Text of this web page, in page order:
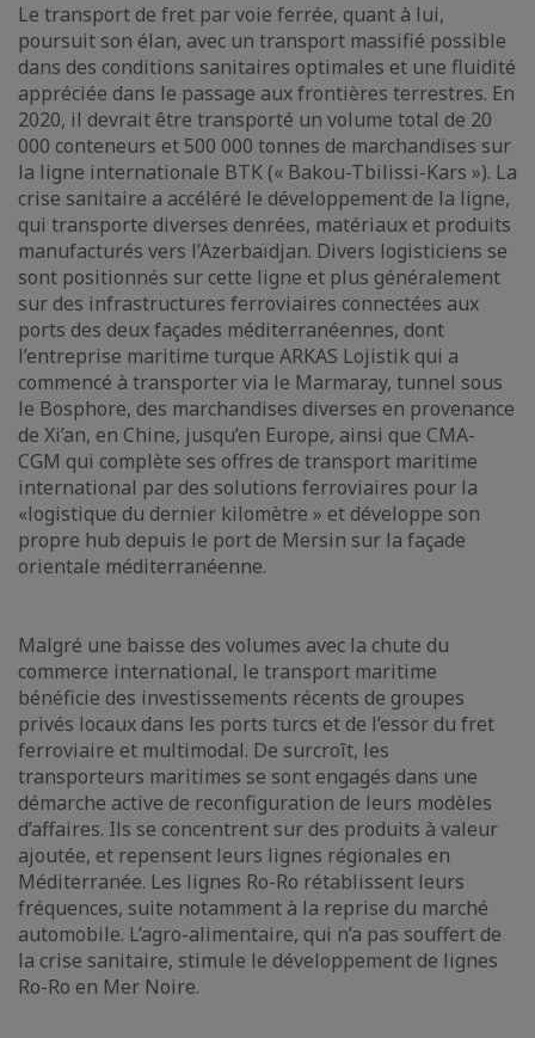
Le transport de fret par voie ferrée, quant à lui,
poursuit son élan, avec un transport massifié possible
dans des conditions sanitaires optimales et une fluidité
appréciée dans le passage aux frontières terrestres. En
2020, il devrait être transporté un volume total de 20
000 conteneurs et 500 000 tonnes de marchandises sur
la ligne internationale BTK (« Bakou-Tbilissi-Kars »). La
crise sanitaire a accéléré le développement de la ligne,
qui transporte diverses denrées, matériaux et produits
manufacturés vers l’Azerbaïdjan. Divers logisticiens se
sont positionnés sur cette ligne et plus généralement
sur des infrastructures ferroviaires connectées aux
ports des deux façades méditerranéennes, dont
l’entreprise maritime turque ARKAS Lojistik qui a
commencé à transporter via le Marmaray, tunnel sous
le Bosphore, des marchandises diverses en provenance
de Xi’an, en Chine, jusqu’en Europe, ainsi que CMA-
CGM qui complète ses offres de transport maritime
international par des solutions ferroviaires pour la
«logistique du dernier kilomètre » et développe son
propre hub depuis le port de Mersin sur la façade
orientale méditerranéenne.
Malgré une baisse des volumes avec la chute du
commerce international, le transport maritime
bénéficie des investissements récents de groupes
privés locaux dans les ports turcs et de l’essor du fret
ferroviaire et multimodal. De surcroît, les
transporteurs maritimes se sont engagés dans une
démarche active de reconfiguration de leurs modèles
d’affaires. Ils se concentrent sur des produits à valeur
ajoutée, et repensent leurs lignes régionales en
Méditerranée. Les lignes Ro-Ro rétablissent leurs
fréquences, suite notamment à la reprise du marché
automobile. L’agro-alimentaire, qui n’a pas souffert de
la crise sanitaire, stimule le développement de lignes
Ro-Ro en Mer Noire.